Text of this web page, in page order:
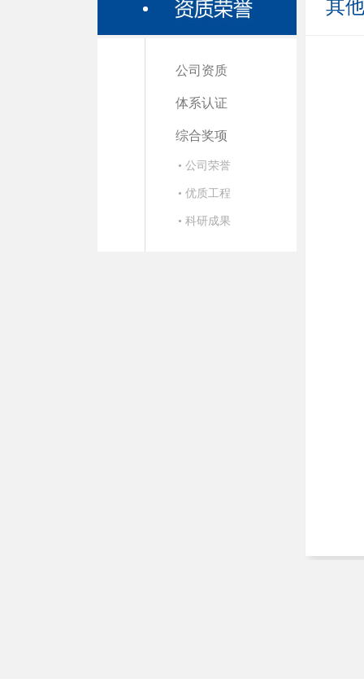
公司资质
体系认证
综合奖项
• 公司荣誉
• 优质工程
• 科研成果
其